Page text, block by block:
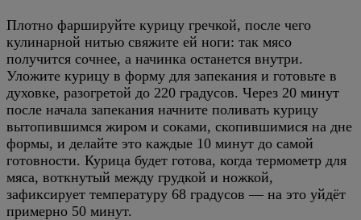
Плотно фаршируйте курицу гречкой, после чего
кулинарной нитью свяжите ей ноги: так мясо
получится сочнее, а начинка останется внутри.
Уложите курицу в форму для запекания и готовьте в
духовке, разогретой до 220 градусов. Через 20 минут
после начала запекания начните поливать курицу
вытопившимся жиром и соками, скопившимися на дне
формы, и делайте это каждые 10 минут до самой
готовности. Курица будет готова, когда термометр для
мяса, воткнутый между грудкой и ножкой,
зафиксирует температуру 68 градусов — на это уйдёт
примерно 50 минут.